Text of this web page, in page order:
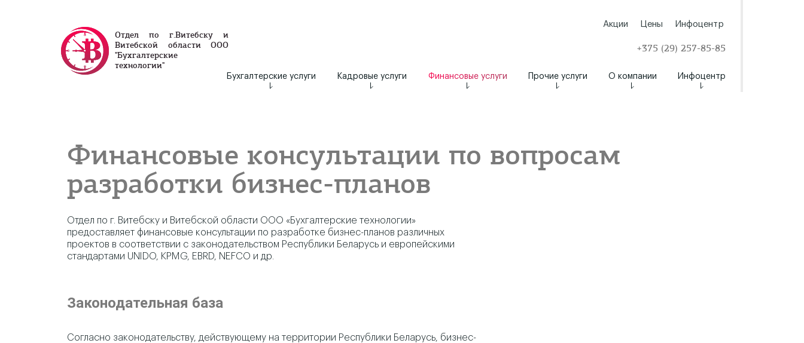
Отдел по г.Витебску и
Витебской области ООО
"Бухгалтерские
технологии"
+375 (29) 257-85-85
Бухгалтерские услуги Кадровые услуги Финансовые услуги Прочие услуги О компании Инфоцентр
Акции Цены Инфоцентр
Финансовые консультации по вопросам
разработки бизнес-планов
Отдел по г. Витебску и Витебской области ООО «Бухгалтерские технологии»
предоставляет финансовые консультации по разработке бизнес-планов различных
проектов в соответствии с законодательством Республики Беларусь и европейскими
стандартами UNIDO, KPMG, EBRD, NEFCO и др.
Законодательная база
Согласно законодательству, действующему на территории Республики Беларусь, бизнес-